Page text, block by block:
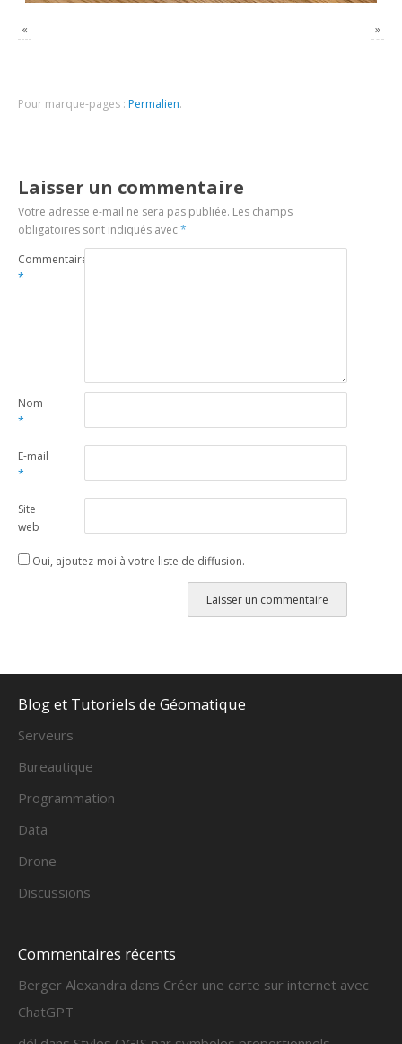
« »
Pour marque-pages : Permalien.
Laisser un commentaire
Votre adresse e-mail ne sera pas publiée. Les champs
obligatoires sont indiqués avec*
Commentaire
*
Nom
*
E-mail
*
Site
web
Oui, ajoutez-moi à votre liste de diffusion.
Blog et Tutoriels de Géomatique
Serveurs
Bureautique
Programmation
Data
Drone
Discussions
Commentaires récents
Berger Alexandra dans Créer une carte sur internet avec
ChatGPT